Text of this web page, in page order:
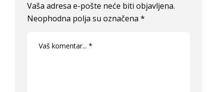
Vaša adresa e-pošte neće biti objavljena.
Neophodna polja su označena*